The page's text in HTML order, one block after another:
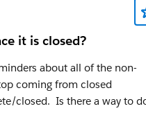
it is closed?
about all of the non-
coming from closed
closed. Is there a way to